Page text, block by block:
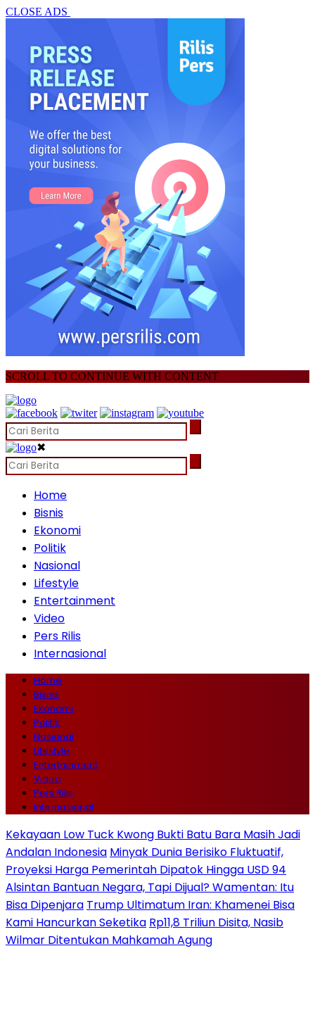
CLOSE ADS
SCROLL TO CONTINUE WITH CONTENT
✖
Home
Bisnis
Ekonomi
Politik
Nasional
Lifestyle
Entertainment
Video
Pers Rilis
Internasional
Home
Bisnis
Ekonomi
Politik
Nasional
Lifestyle
Entertainment
Video
Pers Rilis
Internasional
Kekayaan Low Tuck Kwong Bukti Batu Bara Masih Jadi
Andalan Indonesia Minyak Dunia Berisiko Fluktuatif,
Proyeksi Harga Pemerintah Dipatok Hingga USD 94
Alsintan Bantuan Negara, Tapi Dijual? Wamentan: Itu
Bisa Dipenjara Trump Ultimatum Iran: Khamenei Bisa
Kami Hancurkan Seketika Rp11,8 Triliun Disita, Nasib
Wilmar Ditentukan Mahkamah Agung